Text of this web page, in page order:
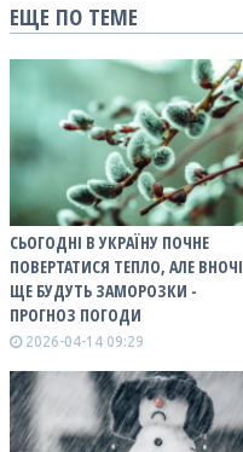
ЕЩЕ ПО ТЕМЕ
СЬОГОДНІ В УКРАЇНУ ПОЧНЕ
ПОВЕРТАТИСЯ ТЕПЛО, АЛЕ ВНОЧІ
ЩЕ БУДУТЬ ЗАМОРОЗКИ -
ПРОГНОЗ ПОГОДИ
2026-04-14 09:29